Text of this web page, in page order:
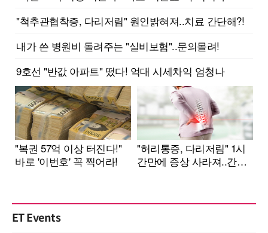
ET Events